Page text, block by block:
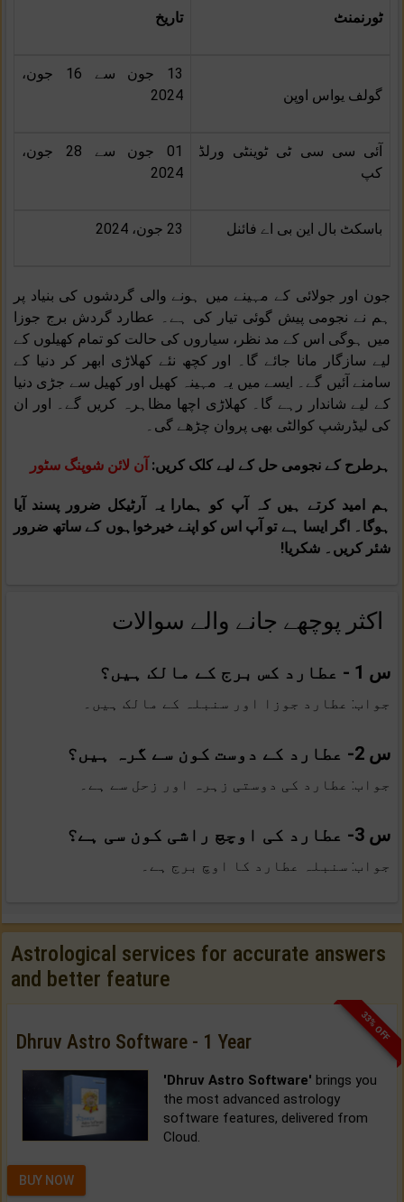
ٹورنمنٹ تاریخ
گولف یواس اوپن
13 جون سے 16 جون،
2024
آئی سی سی ٹی ٹوینٹی ورلڈ
کپ
01 جون سے 28 جون،
2024
باسکٹ بال این بی اے فائنل 23 جون، 2024
جون اور جولائی کے مہینے میں ہونے والی گردشوں کی بنیاد پر
ہم نے نجومی پیش گوئی تیار کی ہے۔ عطارد گردش برج جوزا
میں ہوگی اس کے مد نظر، سیاروں کی حالت کو تمام کھیلوں کے
لیے سازگار مانا جائے گا۔ اور کچھ نئے کھلاڑی ابھر کر دنیا کے
سامنے آئیں گے۔ ایسے میں یہ مہینہ کھیل اور کھیل سے جڑی دنیا
کے لیے شاندار رہے گا۔ کھلاڑی اچھا مظاہرہ کریں گے۔ اور ان
کی لیڈرشپ کوالٹی بھی پروان چڑھے گی۔
ہرطرح کے نجومی حل کے لیے کلک کریں: آن لائن شوپنگ سٹور
ہم امید کرتے ہیں کہ آپ کو ہمارا یہ آرٹیکل ضرور پسند آیا
ہوگا۔ اگر ایسا ہے تو آپ اس کو اپنے خیرخواہوں کے ساتھ ضرور
شئر کریں۔ شکریا!
اکثر پوچھے جانے والے سوالات
س 1 - عطارد کس برج کے مالک ہیں؟
جواب: عطارد جوزا اور سنبلہ کے مالک ہیں۔
س 2- عطارد کے دوست کون سے گرہ ہیں؟
جواب: عطارد کی دوستی زہرہ اور زحل سے ہے۔
س 3- عطارد کی اوچچ راشی کون سی ہے؟
جواب: سنبلہ عطارد کا اوچ برج ہے۔
Astrological services for accurate answers
and better feature
33% OFF
Dhruv Astro Software - 1 Year
'Dhruv Astro Software' brings you
the most advanced astrology
software features, delivered from
Cloud.
BUY NOW